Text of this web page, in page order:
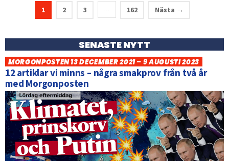
1 2 3 … 162 Nästa →
SENASTE NYTT
MORGONPOSTEN 13 DECEMBER 2021 – 9 AUGUSTI 2023
12 artiklar vi minns – några smakprov från två år
med Morgonposten